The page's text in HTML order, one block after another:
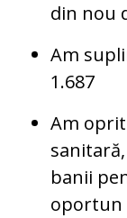
din nou
Am
1.687
Am
banii
oportun